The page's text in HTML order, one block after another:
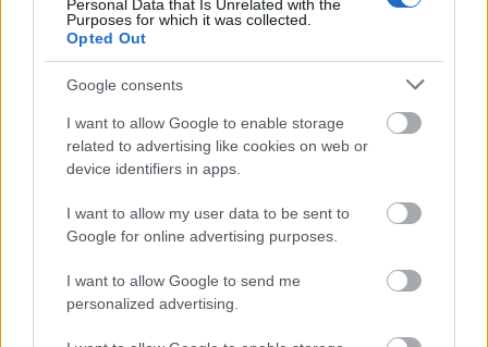
Personal Data that Is Unrelated with the
Purposes for which it was collected.
Opted Out
Google consents
I want to allow Google to enable storage
related to advertising like cookies on web or
device identifiers in apps.
I want to allow my user data to be sent to
Google for online advertising purposes.
I want to allow Google to send me
personalized advertising.
rojtos minidresszeken át az ultramodern
vonalvezetésű nadrágos összeállításokig sorakoznak
fel. Bizony, egy…